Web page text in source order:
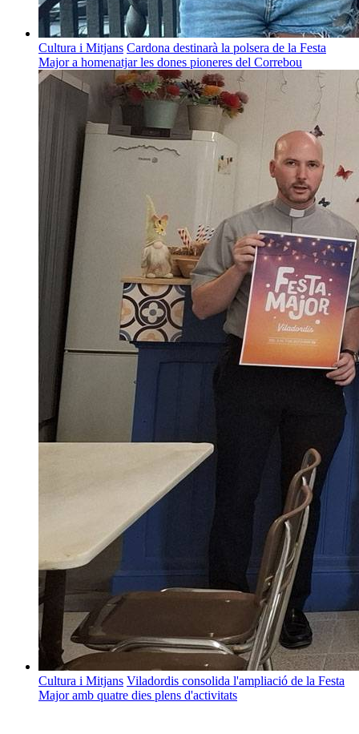
Cultura i Mitjans Cardona destinarà la polsera de la Festa
Major a homenatjar les dones pioneres del Correbou
Cultura i Mitjans Viladordis consolida l'ampliació de la Festa
Major amb quatre dies plens d'activitats